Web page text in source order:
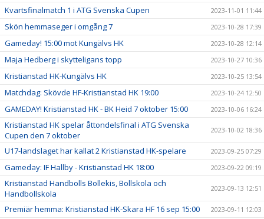
Kvartsfinalmatch 1 i ATG Svenska Cupen 2023-11-01 11:44
Skön hemmaseger i omgång 7 2023-10-28 17:39
Gameday! 15:00 mot Kungälvs HK 2023-10-28 12:14
Maja Hedberg i skytteligans topp 2023-10-27 10:36
Kristianstad HK-Kungälvs HK 2023-10-25 13:54
Matchdag: Skövde HF-Kristianstad HK 19:00 2023-10-24 12:50
GAMEDAY! Kristianstad HK - BK Heid 7 oktober 15:00 2023-10-06 16:24
Kristianstad HK spelar åttondelsfinal i ATG Svenska
Cupen den 7 oktober
2023-10-02 18:36
U17-landslaget har kallat 2 Kristianstad HK-spelare 2023-09-25 07:29
Gameday: IF Hallby - Kristianstad HK 18:00 2023-09-22 09:19
Kristianstad Handbolls Bollekis, Bollskola och
Handbollskola
2023-09-13 12:51
Premiär hemma: Kristianstad HK-Skara HF 16 sep 15:00 2023-09-11 12:03